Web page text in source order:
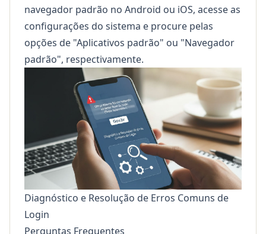
navegador padrão no Android ou iOS, acesse as
configurações do sistema e procure pelas
opções de "Aplicativos padrão" ou "Navegador
padrão", respectivamente.
Diagnóstico e Resolução de Erros Comuns de
Login
Perguntas Frequentes